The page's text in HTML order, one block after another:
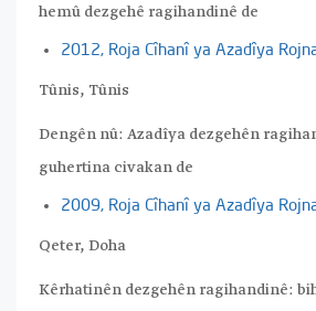
hemû dezgehê ragihandinê de
2012, Roja Cîhanî ya Azadîya
Tûnis, Tûnis
Dengên nû: Azadîya dezgehên
guhertina civakan de
2009, Roja Cîhanî ya Azadîya
Qeter, Doha
Kêrhatinên dezgehên ragihandinê: